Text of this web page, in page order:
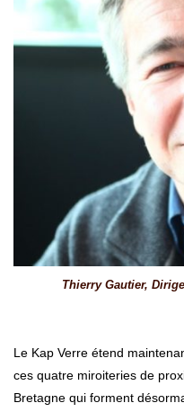
Thierry Gautier,
Le Kap Verre étend
ces quatre miroiteries de
Bretagne qui forment